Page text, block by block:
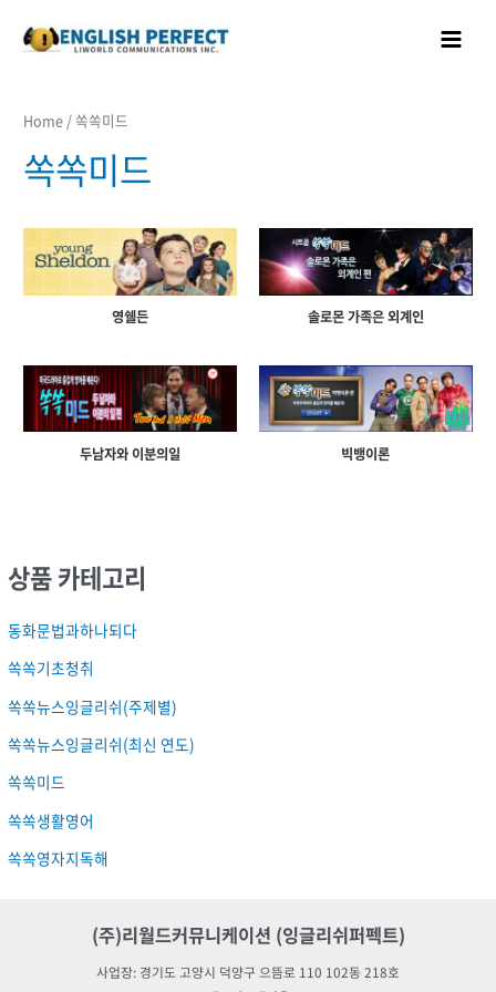
건너뛰기
Menu
상품 카테고리
동화문법과하나되다
쏙쏙기초청취
쏙쏙뉴스잉글리쉬(주제별)
쏙쏙뉴스잉글리쉬(최신 연도)
쏙쏙미드
쏙쏙생활영어
쏙쏙영자지독해
Home / 쏙쏙미드
쏙쏙미드
영쉘든 솔로몬 가족은 외계인
두남자와 이분의일 빅뱅이론
(주)리월드커뮤니케이션 (잉글리쉬퍼펙트)
사업장: 경기도 고양시 덕양구 으뜸로 110 102동 218호